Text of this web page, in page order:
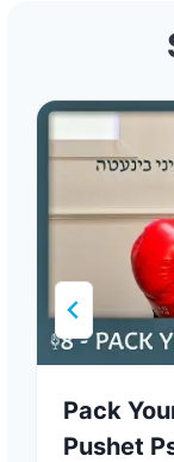
Pack
Pushet